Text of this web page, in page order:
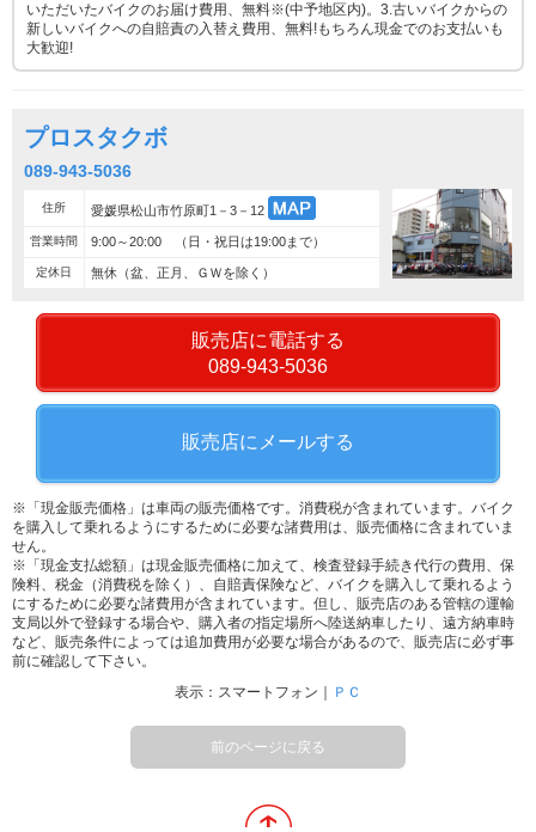
いただいたバイクのお届け費用、無料※(中予地区内)。3.古いバイクからの
新しいバイクへの自賠責の入替え費用、無料!もちろん現金でのお支払いも
大歓迎!
プロスタクボ
089-943-5036
住所 愛媛県松山市竹原町1－3－12
営業時間 9:00～20:00 （日・祝日は19:00まで）
定休日 無休（盆、正月、ＧＷを除く）
販売店に電話する
089-943-5036
販売店にメールする
※「現金販売価格」は車両の販売価格です。消費税が含まれています。バイク
を購入して乗れるようにするために必要な諸費用は、販売価格に含まれていま
せん。
※「現金支払総額」は現金販売価格に加えて、検査登録手続き代行の費用、保
険料、税金（消費税を除く）、自賠責保険など、バイクを購入して乗れるよう
にするために必要な諸費用が含まれています。但し、販売店のある管轄の運輸
支局以外で登録する場合や、購入者の指定場所へ陸送納車したり、遠方納車時
など、販売条件によっては追加費用が必要な場合があるので、販売店に必ず事
前に確認して下さい。
表示：スマートフォン｜
ＰＣ
前のページに戻る